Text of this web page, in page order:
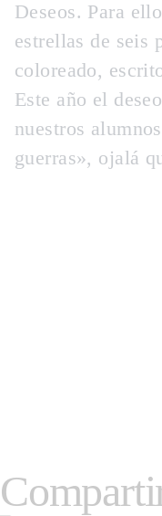
Deseos. Para
estrellas de seis
coloreado,
Este año el
nuestros
guerras», ojalá